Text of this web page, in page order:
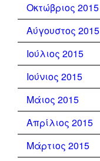
Οκτώβριος 2015
Αύγουστος 2015
Ιούλιος 2015
Ιούνιος 2015
Μάιος 2015
Απρίλιος 2015
Μάρτιος 2015